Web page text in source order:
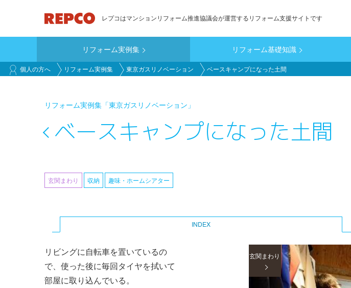
ン
ン
テ
レプコはマンションリフォーム推進協議会が運営するリフォーム支援サイトです
main_customer
リフォーム実例集 リフォーム基礎知識
個人の方へ リフォーム実例集 東京ガスリノベーション ベースキャンプになった土間
リフォーム実例集 「東京ガスリノベーション」
ベースキャンプになった土間
tabs
INDEX
収納 趣味・ホームシアター
玄関まわり
リビングに自転車を置いているの
で、使った後に毎回タイヤを拭いて
部屋に取り込んでいる。
玄関まわり